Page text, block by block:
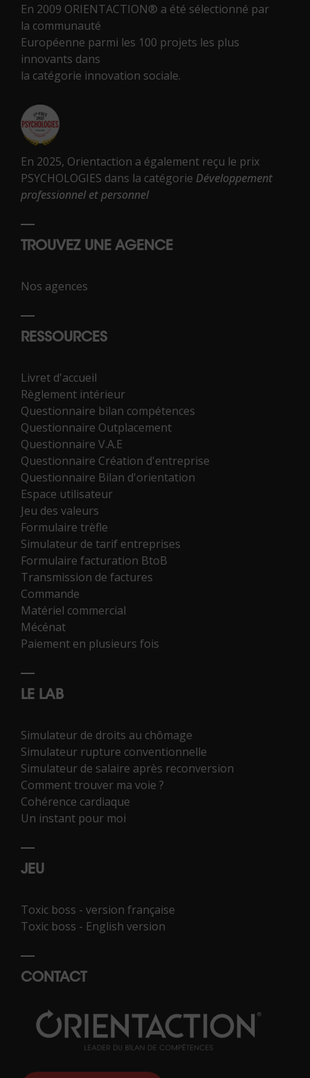
En 2009 ORIENTACTION® a été sélectionné par
la communauté
Européenne parmi les 100 projets les plus
innovants dans
la catégorie innovation sociale.
En 2025, Orientaction a également reçu le prix
PSYCHOLOGIES dans la catégorie Développement
professionnel et personnel
TROUVEZ UNE AGENCE
Nos agences
RESSOURCES
Livret d'accueil
Règlement intérieur
Questionnaire bilan compétences
Questionnaire Outplacement
Questionnaire V.A.E
Questionnaire Création d'entreprise
Questionnaire Bilan d'orientation
Espace utilisateur
Jeu des valeurs
Formulaire trèfle
Simulateur de tarif entreprises
Formulaire facturation BtoB
Transmission de factures
Commande
Matériel commercial
Mécénat
Paiement en plusieurs fois
LE LAB
Simulateur de droits au chômage
Simulateur rupture conventionnelle
Simulateur de salaire après reconversion
Comment trouver ma voie ?
Cohérence cardiaque
Un instant pour moi
JEU
Toxic boss - version française
Toxic boss - English version
CONTACT